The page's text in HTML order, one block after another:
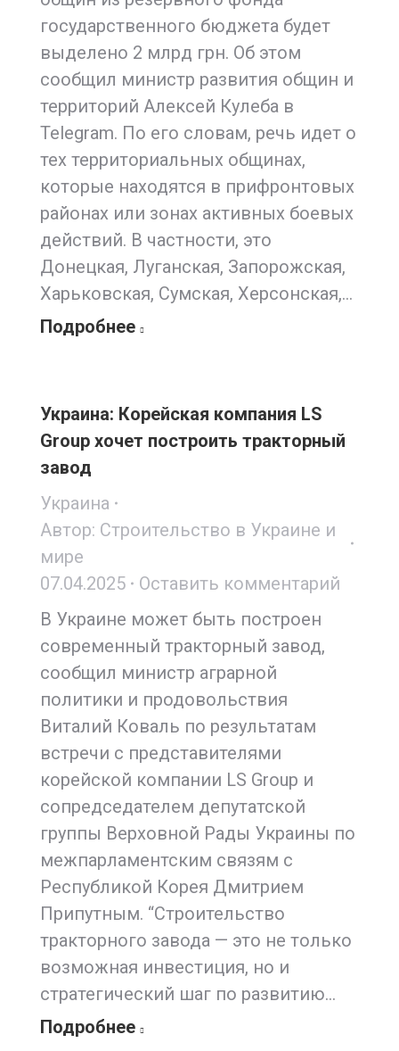
государственного бюджета будет
выделено 2 млрд грн. Об этом
сообщил министр развития общин и
территорий Алексей Кулеба в
Telegram. По его словам, речь идет о
тех территориальных общинах,
которые находятся в прифронтовых
районах или зонах активных боевых
действий. В частности, это
Донецкая, Луганская, Запорожская,
Харьковская, Сумская, Херсонская,…
Подробнее
Украина: Корейская компания LS
Group хочет построить тракторный
завод
Украина
Автор: Строительство в Украине и
мире
07.04.2025
Оставить комментарий
В Украине может быть построен
современный тракторный завод,
сообщил министр аграрной
политики и продовольствия
Виталий Коваль по результатам
встречи с представителями
корейской компании LS Group и
сопредседателем депутатской
группы Верховной Рады Украины по
межпарламентским связям с
Республикой Корея Дмитрием
Припутным. “Строительство
тракторного завода — это не только
возможная инвестиция, но и
стратегический шаг по развитию…
Подробнее